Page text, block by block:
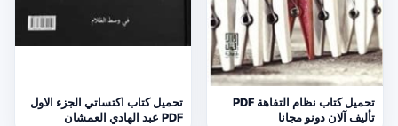
تحميل كتاب نظام التفاهة PDF
تأليف آلان دونو مجانا
تحميل كتاب اكتساتي الجزء الاول
PDF عبد الهادي العمشان